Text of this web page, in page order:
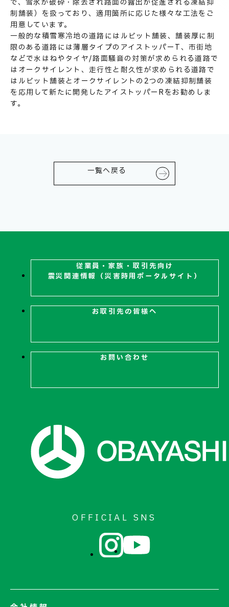
RECRUIT
採用情報
お取引先の皆様へ
で、雪氷が破砕・除去され路面の露出が促進される凍結抑
制舗装）を扱っており、適用箇所に応じた様々な工法をご
用意しています。
一般的な積雪寒冷地の道路にはルビット舗装、舗装厚に制
限のある道路には薄層タイプのアイストッパーT、市街地
などで水はねやタイヤ/路面騒音の対策が求められる道路で
はオークサイレント、走行性と耐久性が求められる道路で
はルビット舗装とオークサイレントの2つの凍結抑制舗装
を応用して新たに開発したアイストッパーRをお勧めしま
す。
一覧へ戻る
従業員・家族・取引先向け
震災関連情報（災害時用ポータルサイト）
お取引先の皆様へ
お問い合わせ
OFFICIAL SNS